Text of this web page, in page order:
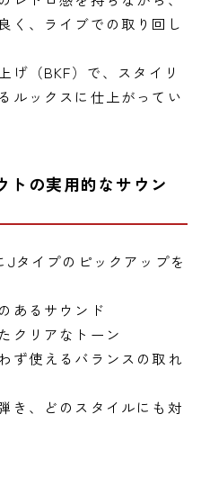
く、ライブでの取り回し
げ（BKF）で、スタイリ
ルックスに仕上がってい
トの実用的なサウン
Jタイプのピックアップを
あるサウンド
クリアなトーン
ず使えるバランスの取れ
き、どのスタイルにも対